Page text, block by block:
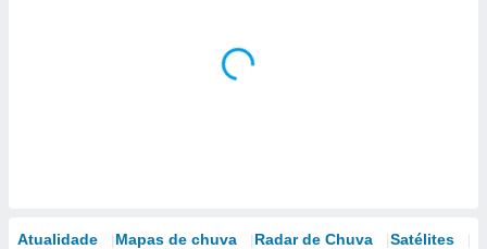
Atualidade Mapas de chuva Radar de Chuva Satélites